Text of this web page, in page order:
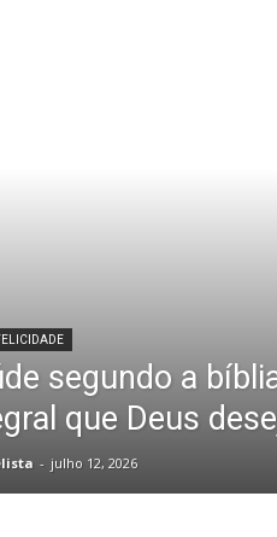
segundo a
que Deus
- julho 12, 2026